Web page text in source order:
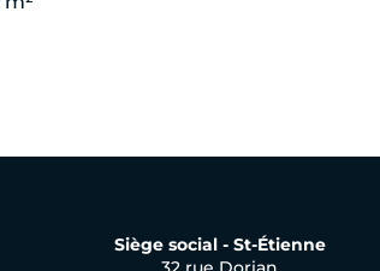
Siège social - St-Étienne